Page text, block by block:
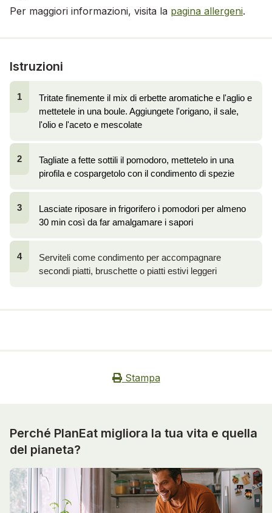
Per maggiori informazioni, visita la pagina allergeni.
Istruzioni
1
Tritate finemente il mix di erbette aromatiche e l'aglio e
mettetele in una boule. Aggiungete l'origano, il sale,
l'olio e l'aceto e mescolate
2
Tagliate a fette sottili il pomodoro, mettetelo in una
pirofila e cospargetolo con il condimento di spezie
3
Lasciate riposare in frigorifero i pomodori per almeno
30 min così da far amalgamare i sapori
Serviteli come condimento per accompagnare
secondi piatti, bruschette o piatti estivi leggeri
4
Stampa
Perché PlanEat migliora la tua vita e quella
del pianeta?